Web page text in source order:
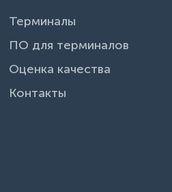
Терминалы
ПО для терминалов
Оценка качества
Контакты